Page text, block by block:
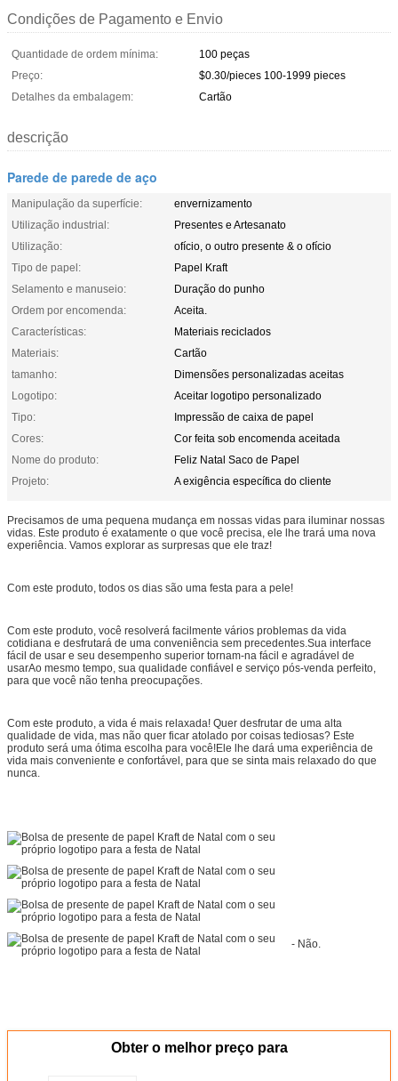
Condições de Pagamento e Envio
Quantidade de ordem mínima:
100 peças
Preço:
$0.30/pieces 100-1999 pieces
Detalhes da embalagem:
Cartão
descrição
Parede de parede de aço
Manipulação da superfície:
envernizamento
Utilização industrial:
Presentes e Artesanato
Utilização:
ofício, o outro presente & o ofício
Tipo de papel:
Papel Kraft
Selamento e manuseio:
Duração do punho
Ordem por encomenda:
Aceita.
Características:
Materiais reciclados
Materiais:
Cartão
tamanho:
Dimensões personalizadas aceitas
Logotipo:
Aceitar logotipo personalizado
Tipo:
Impressão de caixa de papel
Cores:
Cor feita sob encomenda aceitada
Nome do produto:
Feliz Natal Saco de Papel
Projeto:
A exigência específica do cliente
Precisamos de uma pequena mudança em nossas vidas para iluminar nossas
vidas. Este produto é exatamente o que você precisa, ele lhe trará uma nova
experiência. Vamos explorar as surpresas que ele traz!
Com este produto, todos os dias são uma festa para a pele!
Com este produto, você resolverá facilmente vários problemas da vida
cotidiana e desfrutará de uma conveniência sem precedentes.Sua interface
fácil de usar e seu desempenho superior tornam-na fácil e agradável de
usarAo mesmo tempo, sua qualidade confiável e serviço pós-venda perfeito,
para que você não tenha preocupações.
Com este produto, a vida é mais relaxada! Quer desfrutar de uma alta
qualidade de vida, mas não quer ficar atolado por coisas tediosas? Este
produto será uma ótima escolha para você!Ele lhe dará uma experiência de
vida mais conveniente e confortável, para que se sinta mais relaxado do que
nunca.
- Não.
Obter o melhor preço para